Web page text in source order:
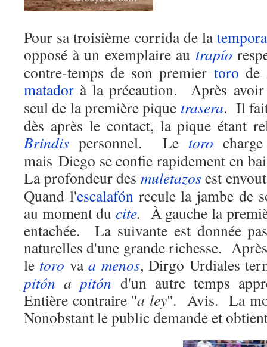
Pour sa troisième corrida de la
opposé à un exemplaire au trapío
contre-temps de son premier toro de
matador à la précaution.
Après
seul de la première pique trasera. Il
dès après le contact, la pique étant
Brindis personnel. Le toro
mais Diego se confie rapidement en
La profondeur des muletazosest
Quand l'escalafónrecule la jambe de
au moment ducite. À gauche la
entachée.
La suivante est donnée
naturelles d'une grande richesse.
le toro vaa menos, Dirgo Urdiales
pitón apitón d'un autre temps
Entière contraire "a ley". Avis. La
Nonobstant le public demande et